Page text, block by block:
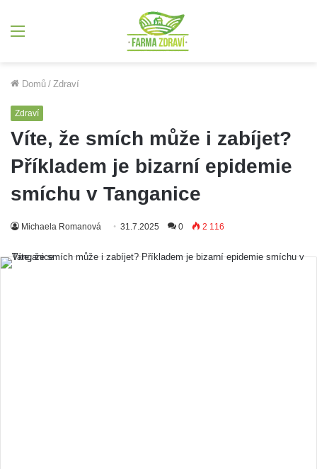
Domů / Zdraví
Zdraví
Víte, že smích může i zabíjet?
Příkladem je bizarní epidemie
smíchu v Tanganice
Michaela Romanová 31.7.2025 0 2 116